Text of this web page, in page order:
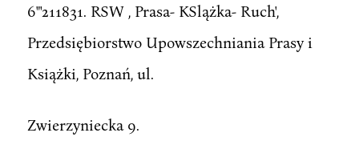
6"'211831. RSW , Prasa- KSlążka- Ruch',
Przedsiębiorstwo Upowszechniania Prasy i
Książki, Poznań, ul.
Zwierzyniecka 9.